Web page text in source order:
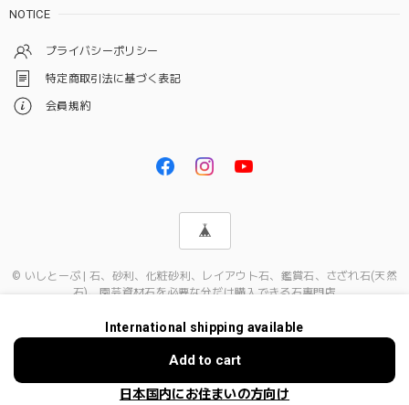
NOTICE
プライバシーポリシー
特定商取引法に基づく表記
会員規約
© いしとーぷ | 石、砂利、化粧砂利、レイアウト石、鑑賞石、さざれ石(天然
石)、園芸資材石を必要な分だけ購入できる石専門店
International shipping available
Add to cart
日本国内にお住まいの方向け
ショップに質問する